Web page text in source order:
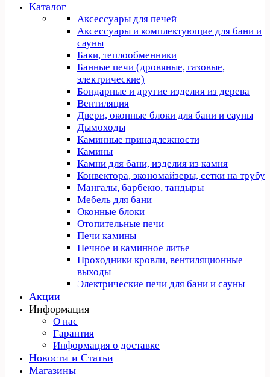
Каталог
Аксессуары для печей
Аксессуары и комплектующие для бани и
сауны
Баки, теплообменники
Банные печи (дровяные, газовые,
электрические)
Бондарные и другие изделия из дерева
Вентиляция
Двери, оконные блоки для бани и сауны
Дымоходы
Каминные принадлежности
Камины
Камни для бани, изделия из камня
Конвектора, экономайзеры, сетки на трубу
Мангалы, барбекю, тандыры
Мебель для бани
Оконные блоки
Отопительные печи
Печи камины
Печное и каминное литье
Проходники кровли, вeнтиляционные
выходы
Электрические печи для бани и сауны
Акции
Информация
О нас
Гарантия
Информация о доставке
Новости и Статьи
Магазины